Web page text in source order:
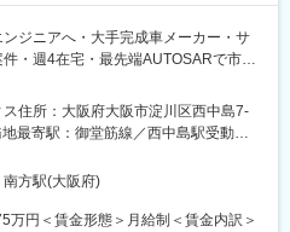
の新しいキャリアを形成し、貴方の
時間
社員として継続可能）
ジニアへ・大手完成車メーカー・サ
・週4在宅・最先端AUTOSARで市場
ーからの直請け案件のソフトウェア
ケーション層からミドルウェア、プ
携わることができ、ソフトウェア技
方を深められます。
住所：大阪府大阪市淀川区西中島7-
最寄駅：御堂筋線／西中島駅受動喫
の範囲：会社の定める事業所（リモ
方駅(大阪府)
万円＜賃金形態＞月給制＜賃金内訳＞